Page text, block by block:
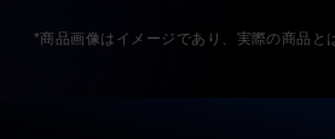
*商品画像はイメージであり、実際の商品と